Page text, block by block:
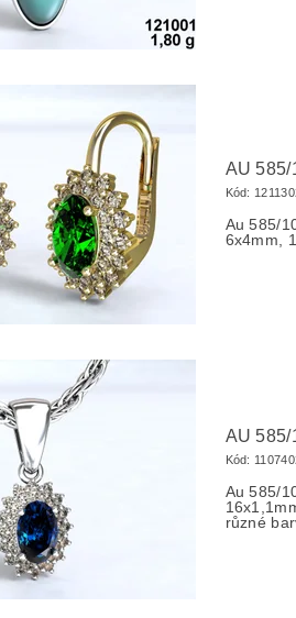
AU 585/
Kód:
Au 585/
6x4mm,
AU 585/
Kód:
Au 585/
různé